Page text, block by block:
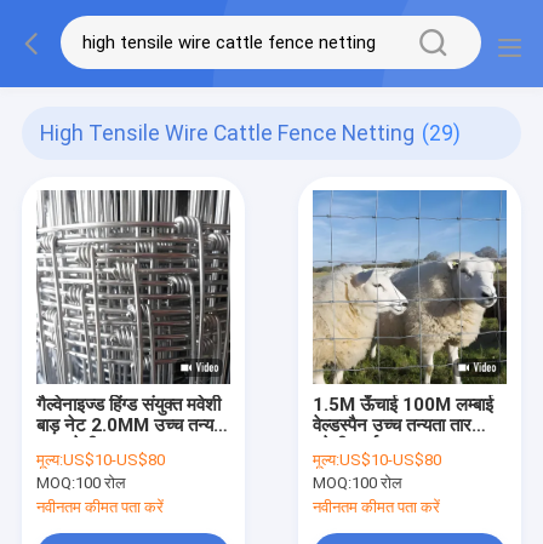
High Tensile Wire Cattle Fence Netting (29)
गैल्वेनाइज्ड हिंग्ड संयुक्त मवेशी
बाड़ नेट 2.0MM उच्च तन्य
मूल्य:US$10-US$80
MOQ:100 रोल
नवीनतम कीमत पता करें
1.5M ऊँचाई 100M लम्बाई
वेल्डस्पैन उच्च तन्यता तार
मूल्य:US$10-US$80
MOQ:100 रोल
नवीनतम कीमत पता करें